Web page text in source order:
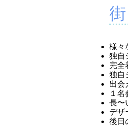
様々
独自
完全
独自
出会
１
長〜
デザ
後日